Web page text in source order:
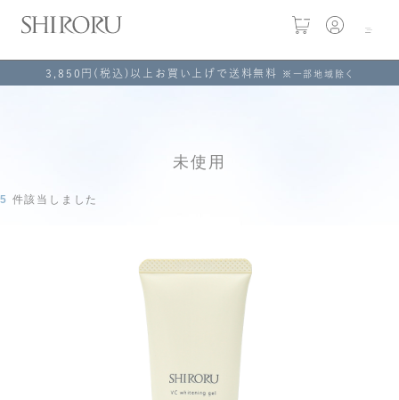
3,850円(税込)以上お買い上げで送料無料 ※一部地域除く
未使用
5 件該当しました